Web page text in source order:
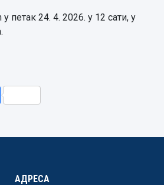
петак 24. 4. 2026. у 12 сати, у
Share
АДРЕСА